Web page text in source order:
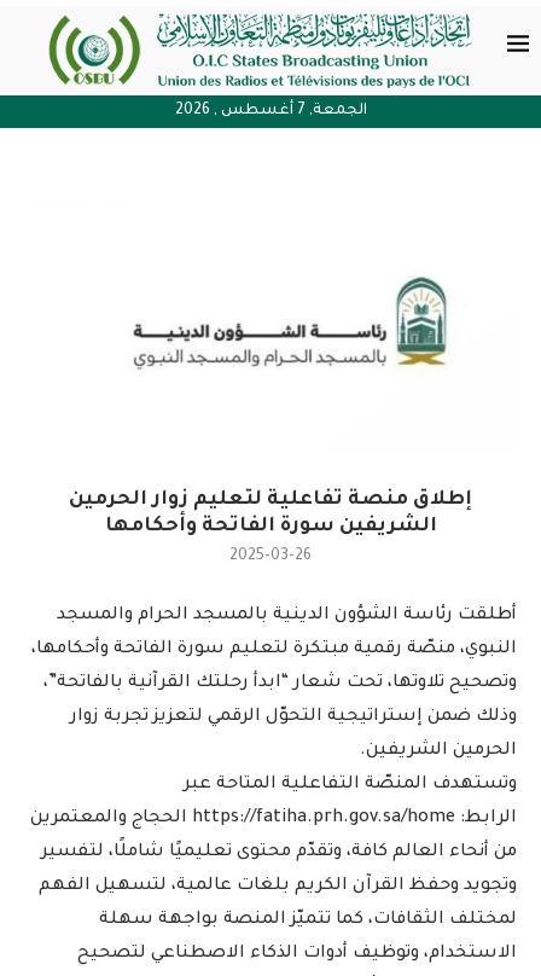
الجمعة, 7 أغسطس , 2026
إطلاق منصة تفاعلية لتعليم زوار الحرمين
الشريفين سورة الفاتحة وأحكامها
2025-03-26
أطلقت رئاسة الشؤون الدينية بالمسجد الحرام والمسجد
النبوي، منصّة رقمية مبتكرة لتعليم سورة الفاتحة وأحكامها،
وتصحيح تلاوتها، تحت شعار “ابدأ رحلتك القرآنية بالفاتحة”،
وذلك ضمن إستراتيجية التحوّل الرقمي لتعزيز تجربة زوار
الحرمين الشريفين.
وتستهدف المنصّة التفاعلية المتاحة عبر
الرابط: https://fatiha.prh.gov.sa/home الحجاج والمعتمرين
من أنحاء العالم كافة، وتقدّم محتوى تعليميًا شاملًا، لتفسير
وتجويد وحفظ القرآن الكريم بلغات عالمية، لتسهيل الفهم
لمختلف الثقافات، كما تتميّز المنصة بواجهة سهلة
الاستخدام، وتوظيف أدوات الذكاء الاصطناعي لتصحيح